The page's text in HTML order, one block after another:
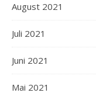
August 2021
Juli 2021
Juni 2021
Mai 2021